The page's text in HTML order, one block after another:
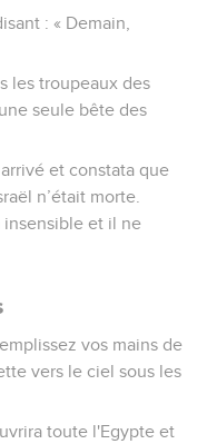
: « Demain,
les troupeaux des
seule bête des
et constata que
n’était morte.
et il ne
vos mains de
vers le ciel sous les
toute l'Egypte et